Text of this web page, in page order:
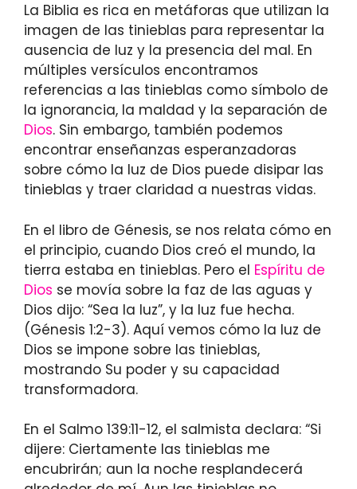
La Biblia es rica en metáforas que utilizan la
imagen de las tinieblas para representar la
ausencia de luz y la presencia del mal. En
múltiples versículos encontramos
referencias a las tinieblas como símbolo de
la ignorancia, la maldad y la separación de
Dios. Sin embargo, también podemos
encontrar enseñanzas esperanzadoras
sobre cómo la luz de Dios puede disipar las
tinieblas y traer claridad a nuestras vidas.
En el libro de Génesis, se nos relata cómo en
el principio, cuando Dios creó el mundo, la
tierra estaba en tinieblas. Pero el Espíritu de
Dios se movía sobre la faz de las aguas y
Dios dijo: “Sea la luz”, y la luz fue hecha.
(Génesis 1:2-3). Aquí vemos cómo la luz de
Dios se impone sobre las tinieblas,
mostrando Su poder y su capacidad
transformadora.
En el Salmo 139:11-12, el salmista declara: “Si
dijere: Ciertamente las tinieblas me
encubrirán; aun la noche resplandecerá